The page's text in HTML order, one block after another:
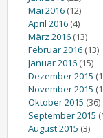
Mai 2016 (12)
April 2016 (4)
März 2016 (13)
Februar 2016 (13)
Januar 2016 (15)
Dezember 2015
November 2015
Oktober 2015 (36)
September 2015
August 2015 (3)